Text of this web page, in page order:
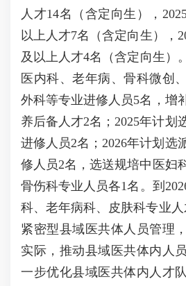
人才14名（含定向生），
以上人才7名（含定向生），
及以上人才4名（含定向生）
医内科、老年病、骨科微创
外科等专业进修人员5名，增
养后备人才2名；2025年计划
进修人员2名；2026年计划选
修人员2名，选送规培中医妇
骨伤科专业人员各1名。到
科、老年病科、皮肤科专业
紧密型县域医共体人员管理
实际，推动县域医共体内人
一步优化县域医共体内人才